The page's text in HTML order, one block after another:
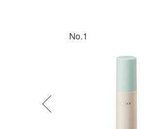
No.1